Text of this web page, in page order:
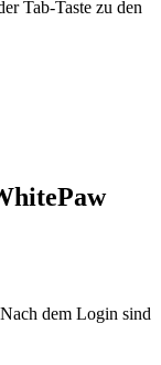
Tab-Taste zu den
dem Login sind